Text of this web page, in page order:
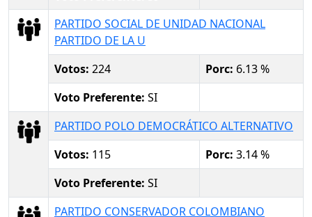
PARTIDO SOCIAL DE UNIDAD NACIONAL
PARTIDO DE LA U
Votos: 224 Porc: 6.13 %
Voto Preferente: SI
PARTIDO POLO DEMOCRÁTICO ALTERNATIVO
Votos: 115 Porc: 3.14 %
Voto Preferente: SI
PARTIDO CONSERVADOR COLOMBIANO